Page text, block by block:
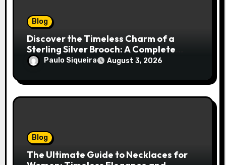
Blog
Discover the Timeless Charm of a
Sterling Silver Brooch: A Complete
Style Companion
Paulo Siqueira August 3, 2026
Blog
The Ultimate Guide to Necklaces for